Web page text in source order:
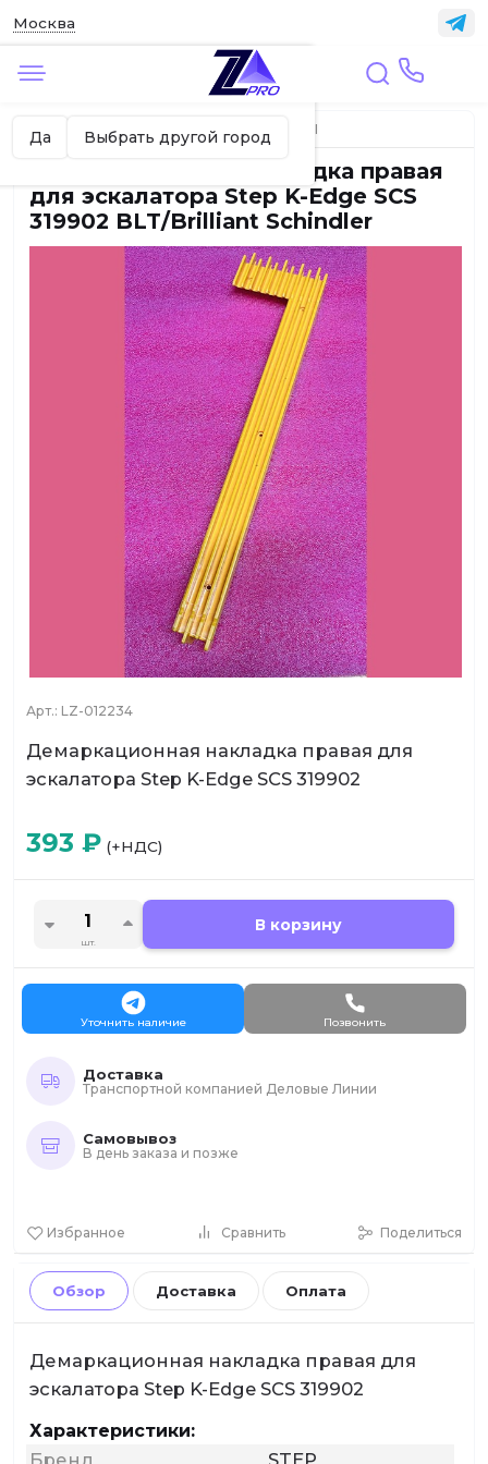
Москва
Москва ваш город?
Да Выбрать другой город
Главная ЭСКАЛАТОРЫ И ТРАВОЛАТОРЫ
Демаркационная накладка правая
для эскалатора Step K-Edge SCS
319902 BLT/Brilliant Schindler
Арт.: LZ-012234
Демаркационная накладка правая для
эскалатора Step K-Edge SCS 319902
Избранное Сравнить Поделиться
393 ₽ (+НДС)
шт.
В корзину
Уточнить наличие Позвонить
Доставка
Транспортной компанией Деловые Линии
Самовывоз
В день заказа и позже
Обзор Доставка Оплата
Демаркационная накладка правая для
эскалатора Step K-Edge SCS 319902
Характеристики:
Бренд STEP